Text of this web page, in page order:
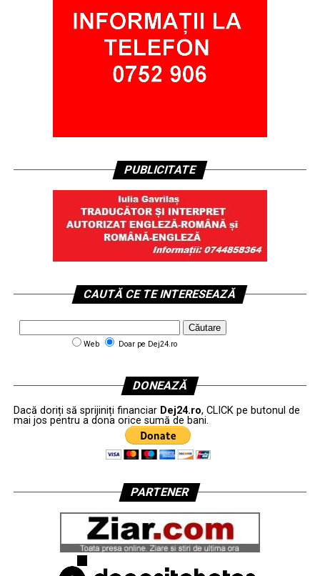
PUBLICITATE
CAUTĂ CE TE INTERESEAZĂ
Web Doar pe Dej24.ro
DONEAZĂ
Dacă doriți să sprijiniți financiar Dej24.ro, CLICK pe butonul de
mai jos pentru a dona orice sumă de bani.
PARTENER